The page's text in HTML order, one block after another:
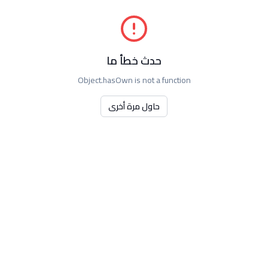
حدث خطأ ما
Object.hasOwn is not a function
حاول مرة أخرى